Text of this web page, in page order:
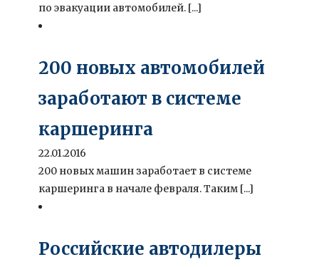
по эвакуации автомобилей. [...]
200 новых автомобилей
заработают в системе
каршеринга
22.01.2016
200 новых машин заработает в системе
каршеринга в начале февраля. Таким [...]
Российские автодилеры